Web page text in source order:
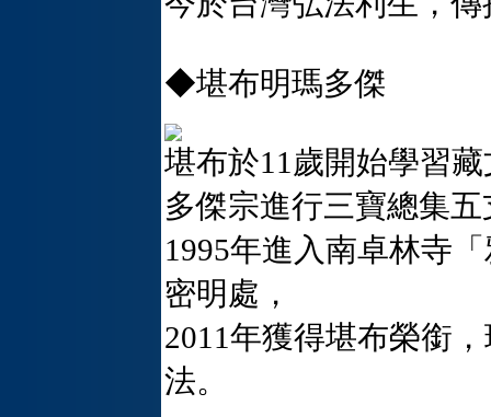
◆堪布明瑪多傑
堪布於11歲開始學習
多傑宗進行三寶總集
1995年進入南卓林寺
密明處，
2011年獲得堪布榮銜
法。